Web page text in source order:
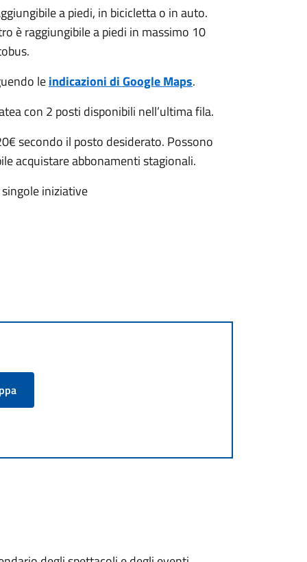
a piedi, in bicicletta o in auto.
è raggiungibile a piedi in massimo 10
leindicazioni di Google Maps.
con 2 posti disponibili nell’ultima fila.
secondo il posto desiderato. Possono
acquistare abbonamenti stagionali.
iniziative